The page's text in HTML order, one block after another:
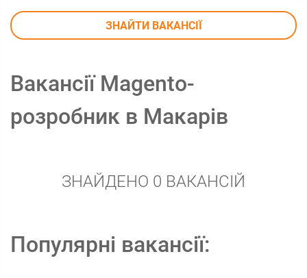
ЗНАЙТИ ВАКАНСІЇ
Вакансії Magento-
розробник в Макарів
ЗНАЙДЕНО 0 ВАКАНСІЙ
Популярні вакансії: